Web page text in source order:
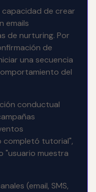
de crear
emails
de nurturing. Por
de
una secuencia
del
conductual
completó tutorial",
"usuario muestra
(email, SMS,